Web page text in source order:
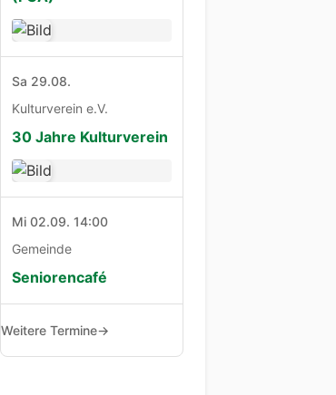
Sa 29.08.
Kulturverein e.V.
30 Jahre Kulturverein
Mi 02.09. 14:00
Gemeinde
Seniorencafé
Weitere Termine→